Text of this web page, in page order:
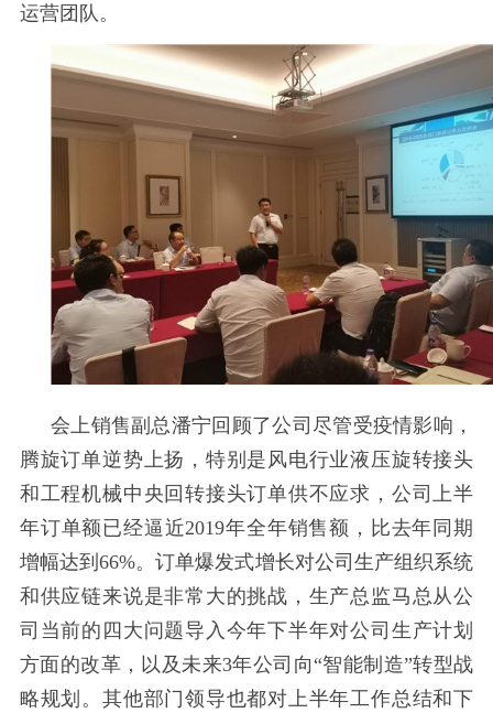
运营团队。
会上销售副总潘宁回顾了公司尽管受疫情影响，
腾旋订单逆势上扬，特别是风电行业液压旋转接头
和工程机械中央回转接头订单供不应求，公司
上半
年订单额已经逼近2019年全年销售额，比去年同期
增幅达到66%。订单爆发式增长对公司生产组织系统
和供应链来说是非常大的挑战，生产总监马总从公
司当前的四大问题导入今年下半年对公司生产计划
方面的改革，以及未来3年公司向“智能制造”转型战
略规划。其他部门领导也都对上半年工作总结和下